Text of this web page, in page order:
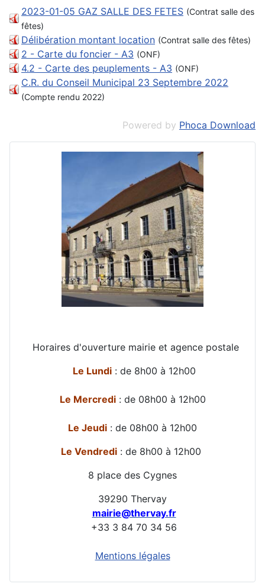
2023-01-05 GAZ SALLE DES FETES (Contrat salle des
fêtes)
Délibération montant location (Contrat salle des fêtes)
2 - Carte du foncier - A3 (ONF)
4.2 - Carte des peuplements - A3 (ONF)
C.R. du Conseil Municipal 23 Septembre 2022
(Compte rendu 2022)
Powered by Phoca Download
Horaires d'ouverture mairie et agence postale
Le Lundi: de 8h00 à 12h00
Le Mercredi: de 08h00 à 12h00
Le Jeudi : de 08h00 à 12h00
Le Vendredi : de 8h00 à 12h00
8 place des Cygnes
39290 Thervay
mairie@thervay.fr
+33 3 84 70 34 56
Mentions légales